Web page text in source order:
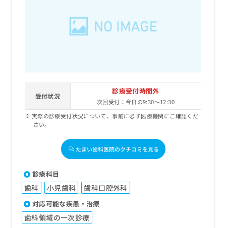
受付状況
診療受付時間外
次回受付：今日の9:30～12:30
実際の診療受付状況について、事前に必ず医療機関にご確認くだ
さい。
たまい歯科医院のクチコミを見る
診療科目
歯科 小児歯科 歯科口腔外科
対応可能な疾患・治療
歯科領域の一次診療